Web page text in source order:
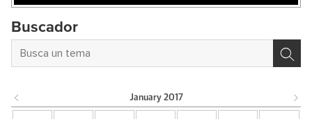
Buscador
January 2017